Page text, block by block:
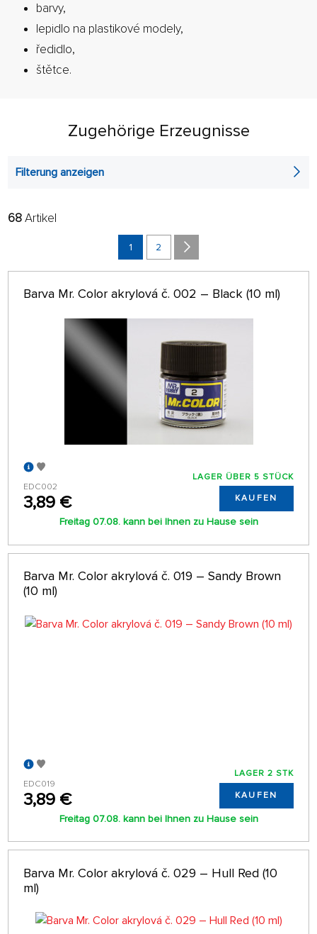
barvy,
lepidlo na plastikové modely,
ředidlo,
štětce.
Zugehörige Erzeugnisse
Filterung anzeigen
FILTER:
ALPHABETISCH
64 AUF SEITE
68Artikel
1 2
Barva Mr. Color akrylová č. 002 – Black (10 ml)
EDC002
3,89 €
LAGER ÜBER 5 STÜCK
KAUFEN
Freitag 07.08. kann bei Ihnen zu Hause sein
Barva Mr. Color akrylová č. 019 – Sandy Brown
(10 ml)
EDC019
3,89 €
LAGER 2 STK
KAUFEN
Freitag 07.08. kann bei Ihnen zu Hause sein
Barva Mr. Color akrylová č. 029 – Hull Red (10
ml)